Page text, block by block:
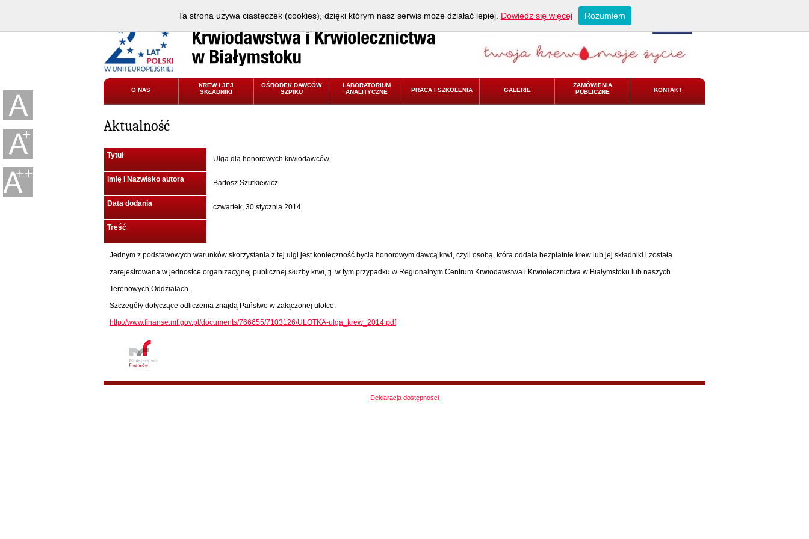
O NAS
KREW I JEJ
SKŁADNIKI
OŚRODEK DAWCÓW
SZPIKU
LABORATORIUM
ANALITYCZNE
PRACA I SZKOLENIA GALERIE
ZAMÓWIENIA
PUBLICZNE
KONTAKT
Aktualność
Tytuł Ulga dla honorowych krwiodawców
Imię i Nazwisko autora Bartosz Szutkiewicz
Data dodania czwartek, 30 stycznia 2014
Treść
Jednym z podstawowych warunków skorzystania z tej ulgi jest konieczność bycia honorowym dawcą krwi, czyli osobą, która oddała bezpłatnie krew lub jej składniki i została
zarejestrowana w jednostce organizacyjnej publicznej służby krwi, tj. w tym przypadku w Regionalnym Centrum Krwiodawstwa i Krwiolecznictwa w Białymstoku lub naszych
Terenowych Oddziałach.
Szczegóły dotyczące odliczenia znajdą Państwo w załączonej ulotce.
http://www.finanse.mf.gov.pl/documents/766655/7103126/ULOTKA-ulga_krew_2014.pdf
Deklaracja dostępności
Ta strona używa ciasteczek (cookies), dzięki którym nasz serwis może działać lepiej. Dowiedz się więcej Rozumiem